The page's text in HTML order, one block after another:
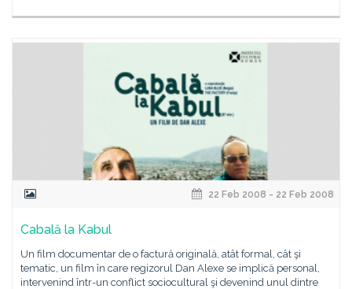
22 Feb 2008 - 22 Feb 2008
Cabală la Kabul
Un film documentar de o factură originală, atât formal, cât şi
tematic, un film în care regizorul Dan Alexe se implică personal,
intervenind într-un conflict sociocultural şi devenind unul dintre